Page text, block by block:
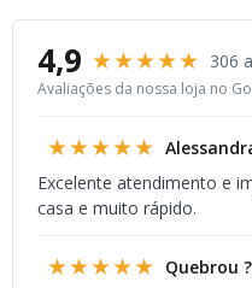
4,9 ★★★★★ 306
Avaliações da nossa loja no
★★★★★
Excelente atendimento e
casa e muito rápido.
★★★★★ Quebrou